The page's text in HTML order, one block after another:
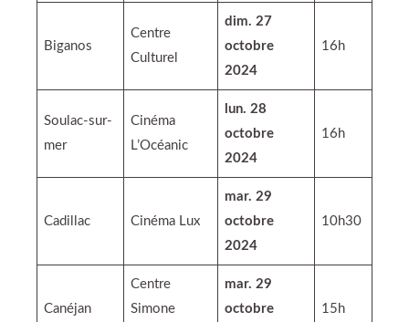
Biganos
Centre
Culturel
dim. 27
octobre
2024
16h
Soulac-sur-
mer
Cinéma
L’Océanic
lun. 28
octobre
2024
16h
Cadillac Cinéma Lux
mar. 29
octobre
2024
10h30
Canéjan
Centre
Simone
mar. 29
octobre
15h